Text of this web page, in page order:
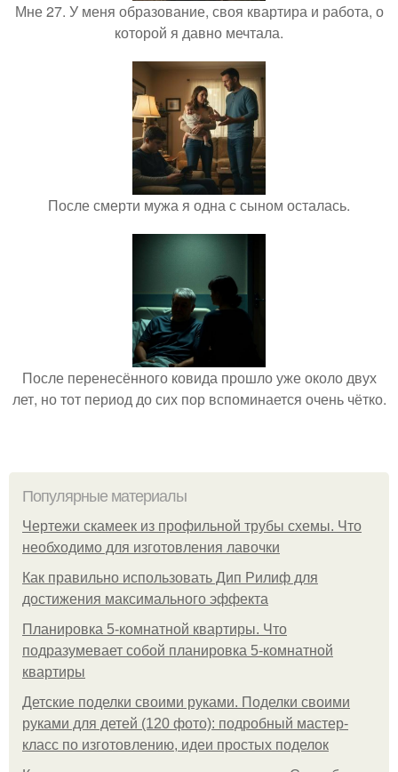
Мне 27. У меня образование, своя квартира и работа, о
которой я давно мечтала.
После смерти мужа я одна с сыном осталась.
После перенесённого ковида прошло уже около двух
лет, но тот период до сих пор вспоминается очень чётко.
Популярные материалы
Чертежи скамеек из профильной трубы схемы. Что
необходимо для изготовления лавочки
Как правильно использовать Дип Рилиф для
достижения максимального эффекта
Планировка 5-комнатной квартиры. Что
подразумевает собой планировка 5-комнатной
квартиры
Детские поделки своими руками. Поделки своими
руками для детей (120 фото): подробный мастер-
класс по изготовлению, идеи простых поделок